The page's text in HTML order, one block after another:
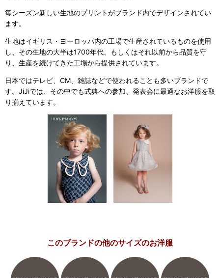
毎シーズン新しい生地のプリントがブランド内でデザインされてい
ます。
生地はイギリス・ヨーロッパ内の工場で生産されているものを使用
し、その生地の大半は1700年代、もしくはそれ以前から品質を守
り、生産を続けてきた工場から提供されています。
日本ではテレビ、CM、雑誌などで使われることも多いブランドで
す。JiJiでは、その中でも式典への参加、発表会に最適なお洋服を取
り揃えています。
このブランドの他のサイズのお洋服